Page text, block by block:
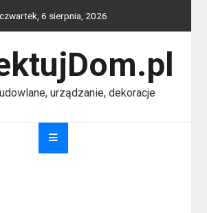
czwartek, 6 sierpnia, 2026
urządzanie, dekoracje